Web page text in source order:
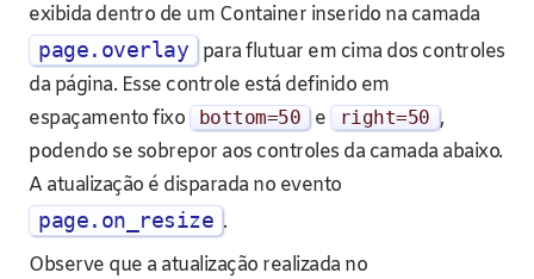
exibida dentro de um Container inserido na camada
page.overlay
para flutuar em cima dos controles
da página. Esse controle está definido em
espaçamento fixo
bottom=50 e right=50 ,
podendo se sobrepor aos controles da camada abaixo.
A atualização é disparada no evento
page.on_resize .
Observe que a atualização realizada no